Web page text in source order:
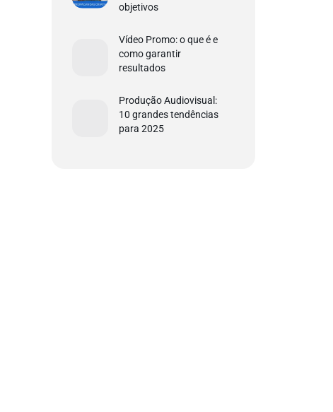
objetivos
Vídeo Promo: o que é e
como garantir
resultados
Produção Audiovisual:
10 grandes tendências
para 2025